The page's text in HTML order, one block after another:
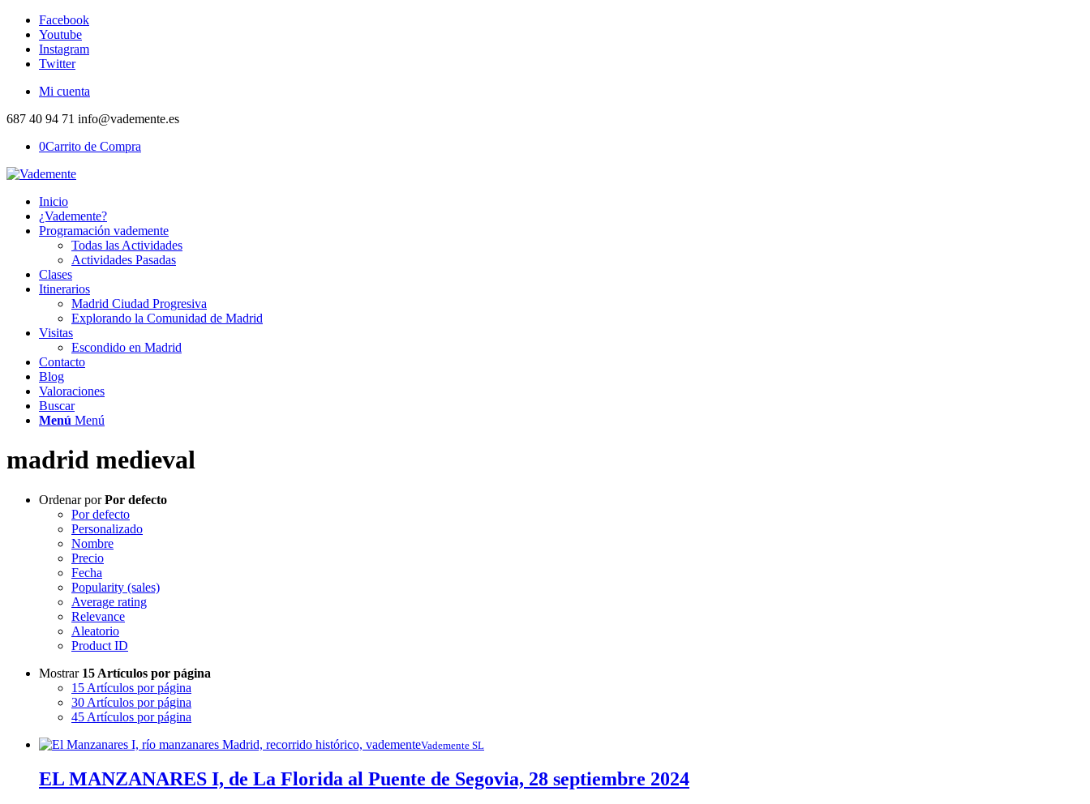
Facebook
Youtube
Instagram
Twitter
Mi cuenta
687 40 94 71 info@vademente.es
0Carrito de Compra
Inicio
¿Vademente?
Programación vademente
Todas las Actividades
Actividades Pasadas
Clases
Itinerarios
Madrid Ciudad Progresiva
Explorando la Comunidad de Madrid
Visitas
Escondido en Madrid
Contacto
Blog
Valoraciones
Buscar
Menú Menú
madrid medieval
Ordenar porPor defecto
Por defecto
Personalizado
Nombre
Precio
Fecha
Popularity (sales)
Average rating
Relevance
Aleatorio
Product ID
Mostrar 15 Artículos por página
15 Artículos por página
30 Artículos por página
45 Artículos por página
Vademente SL
EL MANZANARES I, de La Florida al Puente de Segovia, 28 septiembre 2024